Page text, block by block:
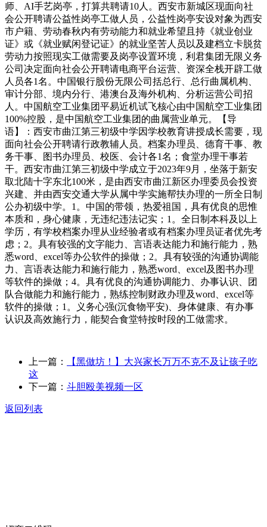
师、AI手艺岗亭，打算共聘请10人。西安市新城区现面向社
会公开聘请公益性岗亭工做人员，公益性岗亭安设对象为西安
市户籍、劳动春秋内有劳动能力和就业希望且持《就业创业
证》或《就业赋闲登记证》的就业坚苦人员以及建档立卡脱贫
劳动力按照现实工做需要及岗亭设置环境，利君集团无限义务
公司决定面向社会公开聘请电商平台运营、资深全栈开辟工做
人员各1名。中国银行股份无限公司括总行、总行曲属机构、
审计分部、境内分行、港澳台及海外机构、分析运营公司招
人。中国航空工业集团平易近机试飞核心由中国航空工业集团
100%控股，是中国航空工业集团的曲属营业单元。【导
语】：西安市曲江第三初级中学因学校教育讲授成长需要，现
面向社会公开聘请行政教辅人员。档案办理员、德育干事、教
务干事、图书办理员、校医、会计各1名；食堂办理干事若
干。西安市曲江第三初级中学成立于2023年9月，坐落于新安
取北陆十字东北100米，是由西安市曲江新区办理委员会投资
兴建、并由西安交通大学从属中学实施帮扶办理的一所全日制
公办初级中学。1。中国的带领，热爱祖国，具有优良的思惟
本质和，身心健康，无违纪违法记实；1。全日制本科及以上
学历，有学校档案办理从业经验者或有档案办理员证者优先考
虑；2。具有较强的文字能力、言语表达能力和施行能力，熟
悉word、excel等办公软件的操做；2。具有较强的沟通协调能
力、言语表达能力和施行能力，熟悉word、excel及图书办理
等软件的操做；4。具有优良的沟通协调能力、办事认识、团
队合做能力和施行能力，熟练控制财政办理及word、excel等
软件的操做；1。义务心强(沉食物平安)、身体健康、有办事
认识及高效施行力，能契合食堂特按时段的工做需求。
上一篇：
【黑做坊！】大兴家长万万不克不及让孩子吃
这
下一篇： 斗胆殴美视频一区
返回列表